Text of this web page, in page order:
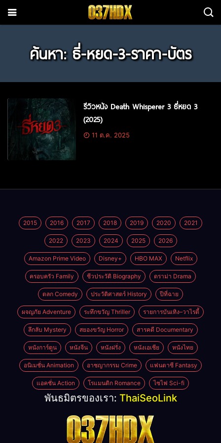
ค้นหา: ธี่-หยด-3-ราคา-บัตร
รีวิวหนัง Death Whisperer 3 ธี่หยด 3
(2025)
11 ต.ค. 2025
2015 2016 2017 2018 2019 2020 2021
2022 2023 2024 2025 2026
Amazon Prime Video Disney+ HBO MAX Netflix
ครอบครัว Family ชีวประวัติ Biography ดราม่า Drama
ตลก Comedy ประวัติศาสตร์ History ปีที่ฉาย
ผจญภัย Adventure ระทึกขวัญ Thriller รายการบันเทิง–วาไรตี้
ลึกลับ Mystery สยองขวัญ Horror สารคดี Documentary
หนังการ์ตูน หนังจีน หนังฝรั่ง หนังเอเชีย หนังไทย
อนิเมชั่น Animation อาชญากรรม Crime แฟนตาซี Fantasy
แอคชั่น Action โรแมนติก Romance ไซไฟ Sci-fi
พันธมิตรของเรา: ThaiSeoLink